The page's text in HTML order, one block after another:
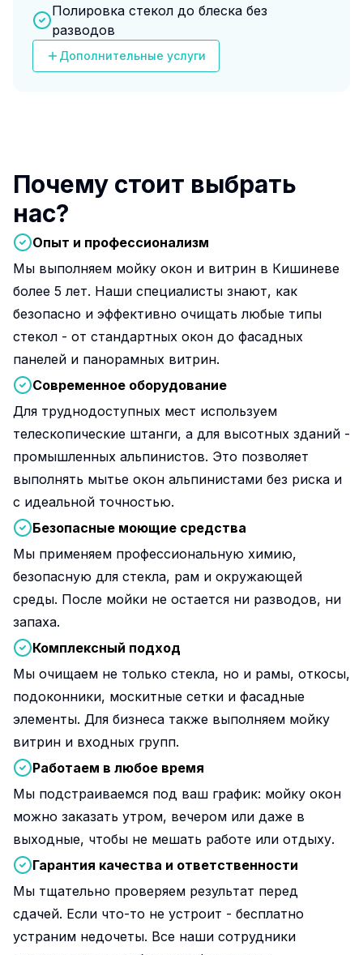
Полировка стекол до блеска без
разводов
Дополнительные услуги
Почему стоит выбрать
нас?
Опыт и профессионализм
Мы выполняем мойку окон и витрин в Кишиневе
более 5 лет. Наши специалисты знают, как
безопасно и эффективно очищать любые типы
стекол - от стандартных окон до фасадных
панелей и панорамных витрин.
Современное оборудование
Для труднодоступных мест используем
телескопические штанги, а для высотных зданий -
промышленных альпинистов. Это позволяет
выполнять мытье окон альпинистами без риска и
с идеальной точностью.
Безопасные моющие средства
Мы применяем профессиональную химию,
безопасную для стекла, рам и окружающей
среды. После мойки не остается ни разводов, ни
запаха.
Комплексный подход
Мы очищаем не только стекла, но и рамы, откосы,
подоконники, москитные сетки и фасадные
элементы. Для бизнеса также выполняем мойку
витрин и входных групп.
Работаем в любое время
Мы подстраиваемся под ваш график: мойку окон
можно заказать утром, вечером или даже в
выходные, чтобы не мешать работе или отдыху.
Гарантия качества и ответственности
Мы тщательно проверяем результат перед
сдачей. Если что-то не устроит - бесплатно
устраним недочеты. Все наши сотрудники